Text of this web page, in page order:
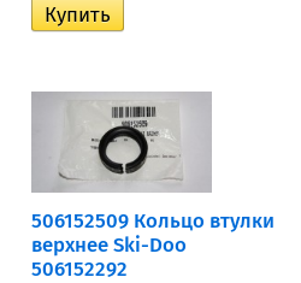
506152509 Кольцо втулки
верхнее Ski-Doo
506152292